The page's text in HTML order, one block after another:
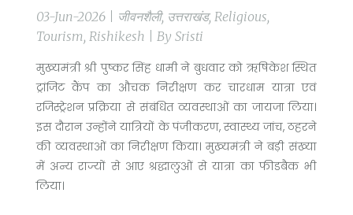
03-Jun-2026 | जीवनशैली, उत्तराखंड, Religious,
Tourism, Rishikesh | By Sristi
मुख्यमंत्री श्री पुष्कर सिंह धामी ने बुधवार को ऋषिकेश स्थित
ट्रांजिट कैंप का औचक निरीक्षण कर चारधाम यात्रा एवं
रजिस्ट्रेशन प्रक्रिया से संबंधित व्यवस्थाओं का जायजा लिया।
इस दौरान उन्होंने यात्रियों के पंजीकरण, स्वास्थ्य जांच, ठहरने
की व्यवस्थाओं का निरीक्षण किया। मुख्यमंत्री ने बड़ी संख्या
में अन्य राज्यों से आए श्रद्धालुओं से यात्रा का फीडबैक भी
लिया।